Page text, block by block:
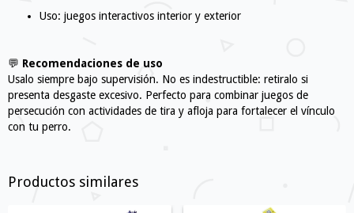
Uso: juegos interactivos interior y exterior
💬 Recomendaciones de uso
Usalo siempre bajo supervisión. No es indestructible: retiralo si
presenta desgaste excesivo. Perfecto para combinar juegos de
persecución con actividades de tira y afloja para fortalecer el vínculo
con tu perro.
Productos similares